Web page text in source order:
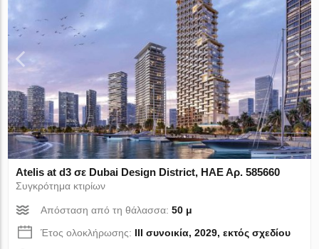
Atelis at d3 σε Dubai Design District, ΗΑΕ Αρ. 585660
Συγκρότημα κτιρίων
Απόσταση από τη θάλασσα:50 μ
Έτος ολοκλήρωσης: III συνοικία, 2029, εκτός σχεδίου